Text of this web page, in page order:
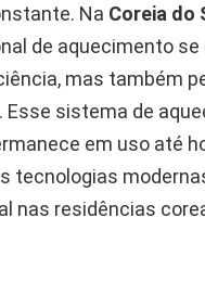
Na Coreia do
de aquecimento
mas também
Esse sistema de
em uso até
tecnologias
nas residências